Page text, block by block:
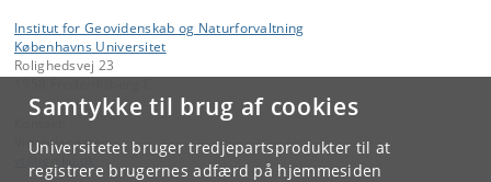
Samtykke til brug af cookies
Universitetet bruger tredjepartsprodukter til at
registrere brugernes adfærd på hjemmesiden
Institut for Geovidenskab og Naturforvaltning
Københavns Universitet
Rolighedsvej 23
Videntjenesten